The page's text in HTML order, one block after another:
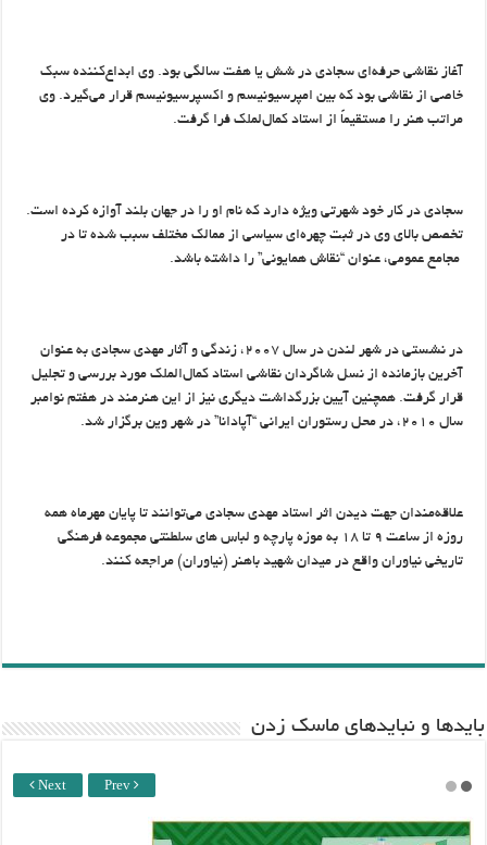
آغاز نقاشی حرفه‌ای سجادی در شش یا هفت سالگی بود. وی ابداع‌كننده سبك
خاصی از نقاشی بود كه بین امپرسیونیسم و اكسپرسیونیسم قرار می‌گیرد. وی
مراتب هنر را مستقیماً از استاد کمال‌لملک فرا گرفت.
سجادی در کار خود شهرتی ویژه دارد که نام او را در جهان بلند آوازه کرده است.
تخصص بالای وی در ثبت چهره‌ای سیاسی از ممالک مختلف سبب شده تا در
مجامع عمومی، عنوان “نقاش همایونی” را داشته باشد.
در نشستی در شهر لندن در سال ۲۰۰۷، زندگی و آثار مهدی سجادی به عنوان
آخرین بازمانده از نسل شاگردان نقاشی استاد كمال‌الملك مورد بررسی و تجلیل
قرار گرفت. همچنین آیین بزرگداشت دیگری نیز از این هنرمند در هفتم نوامبر
سال ۲۰۱۰، در محل رستوران ایرانی “آپادانا” در شهر وین برگزار شد.
علاقه‌مندان جهت دیدن اثر استاد مهدی سجادی می‌توانند تا پایان مهرماه همه
روزه از ساعت ۹ تا ۱۸ به موزه پارچه و لباس های سلطنتی مجموعه فرهنگی
تاریخی نیاوران واقع در میدان شهید باهنر (نیاوران) مراجعه کنند.
باید‌ها و نبایدهای ماسک زدن
Next Prev